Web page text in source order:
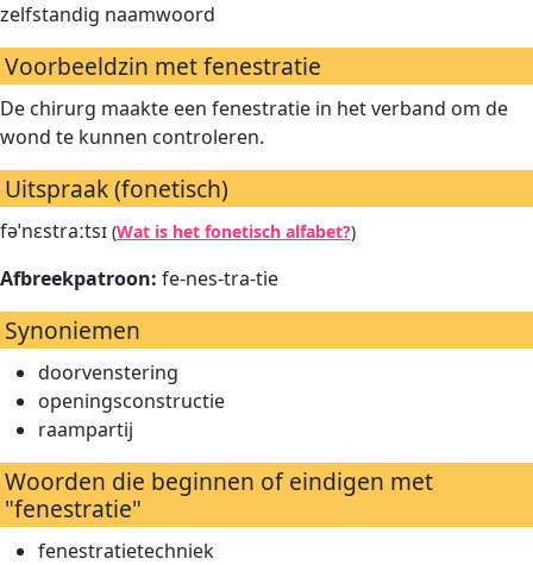
zelfstandig naamwoord
Voorbeeldzin met fenestratie
De chirurg maakte een fenestratie in het verband om de
wond te kunnen controleren.
Uitspraak (fonetisch)
fəˈnɛstraːtsɪ (Wat is het fonetisch alfabet?)
Afbreekpatroon: fe-nes-tra-tie
Synoniemen
doorvenstering
openingsconstructie
raampartij
Woorden die beginnen of eindigen met
"fenestratie"
fenestratietechniek